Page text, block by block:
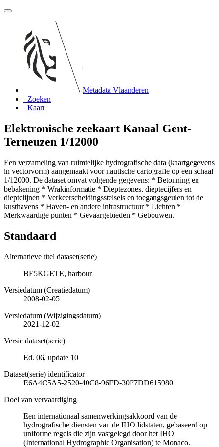
Metadata Vlaanderen
Zoeken
Kaart
Elektronische zeekaart Kanaal Gent-
Terneuzen 1/12000
Een verzameling van ruimtelijke hydrografische data (kaartgegevens
in vectorvorm) aangemaakt voor nautische cartografie op een schaal
1/12000. De dataset omvat volgende gegevens: * Betonning en
bebakening * Wrakinformatie * Dieptezones, dieptecijfers en
dieptelijnen * Verkeerscheidingsstelsels en toegangsgeulen tot de
kusthavens * Haven- en andere infrastructuur * Lichten *
Merkwaardige punten * Gevaargebieden * Gebouwen.
Standaard
Alternatieve titel dataset(serie)
BE5KGETE, harbour
Versiedatum (Creatiedatum)
2008-02-05
Versiedatum (Wijzigingsdatum)
2021-12-02
Versie dataset(serie)
Ed. 06, update 10
Dataset(serie) identificator
E6A4C5A5-2520-40C8-96FD-30F7DD615980
Doel van vervaardiging
Een internationaal samenwerkingsakkoord van de
hydrografische diensten van de IHO lidstaten, gebaseerd op
uniforme regels die zijn vastgelegd door het IHO
(International Hydrographic Organisation) te Monaco.